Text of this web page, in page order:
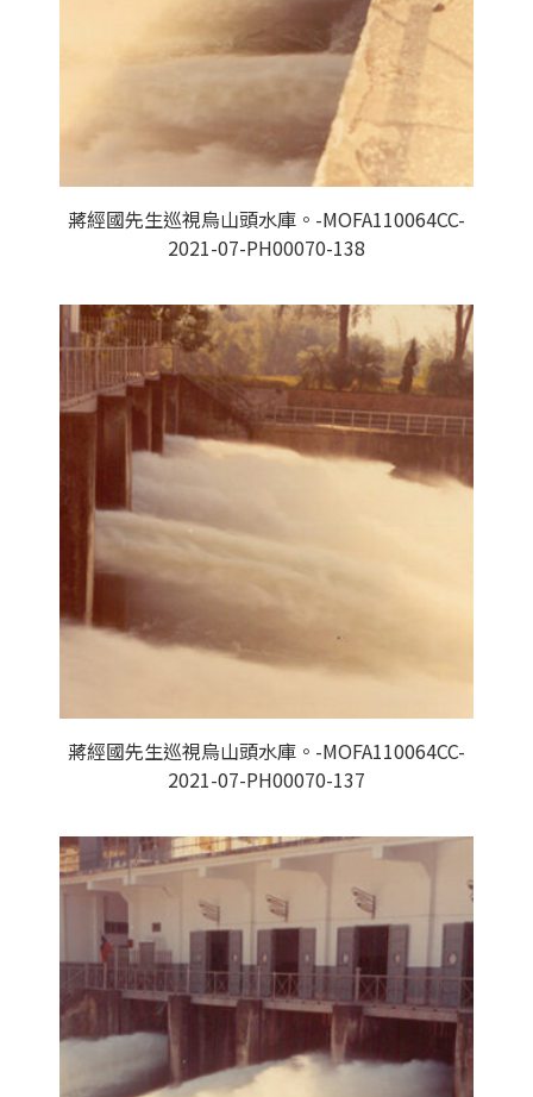
蔣經國先生巡視烏山頭水庫。-MOFA110064CC-
2021-07-PH00070-138
蔣經國先生巡視烏山頭水庫。-MOFA110064CC-
2021-07-PH00070-137